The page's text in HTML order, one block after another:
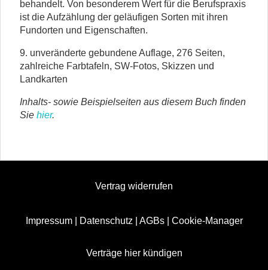
behandelt. Von besonderem Wert für die Berufspraxis
ist die Aufzählung der geläufigen Sorten mit ihren
Fundorten und Eigenschaften.
9. unveränderte gebundene Auflage, 276 Seiten,
zahlreiche Farbtafeln, SW-Fotos, Skizzen und
Landkarten
Inhalts- sowie Beispielseiten aus diesem Buch finden
Sie hier.
Vertrag widerrufen
Impressum| Datenschutz AGBs| Cookie-Manager
Verträge hier kündigen